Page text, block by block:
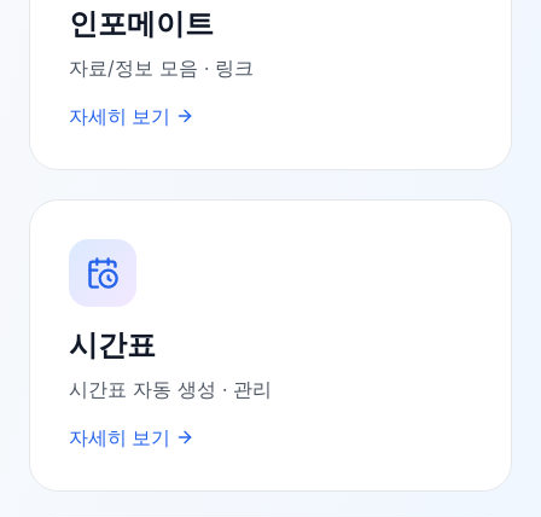
인포메이트
자료/정보 모음 · 링크
자세히 보기
시간표
시간표 자동 생성 · 관리
자세히 보기